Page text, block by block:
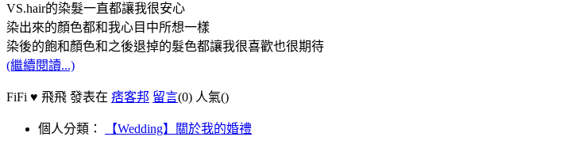
VS.hair的染髮一直都讓我很安心
染出來的顏色都和我心目中所想一樣
染後的飽和顏色和之後退掉的髮色都讓我很喜歡也很期待
(繼續閱讀...)
FiFi ♥ 飛飛 發表在 痞客邦 留言(0) 人氣()
個人分類： 【Wedding】關於我的婚禮